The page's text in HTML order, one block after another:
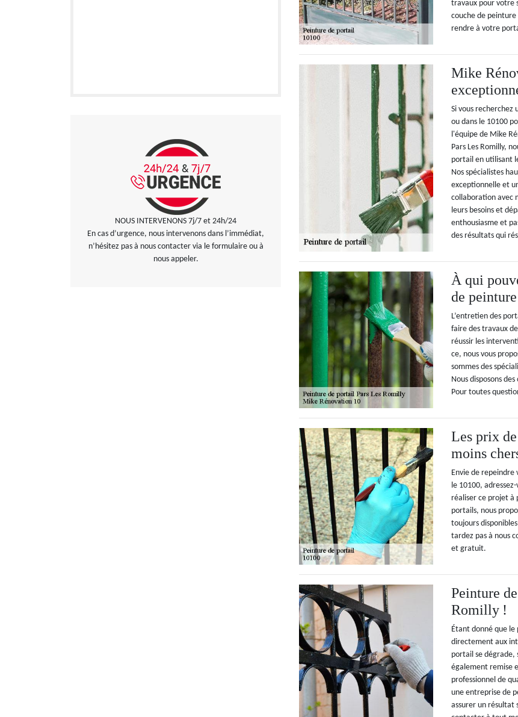
NOUS INTERVENONS 7j/7 et 24h/24
En cas d’urgence, nous intervenons dans l’immédiat,
n’hésitez pas à nous contacter via le formulaire ou à
nous appeler.
travaux pour votre
couche de
rendre à votre
Mike
Si vous recherchez
ou dans le 10100
l'équipe de Mike
Pars Les Romilly,
portail en utilisant
Nos spécialistes
exceptionnelle et
collaboration avec
leurs besoins et
enthousiasme et
des résultats qui
À qui
de
L’entretien des
faire des travaux
réussir les
ce, nous vous
sommes des
Nous disposons
Pour toutes
Les prix
moins
Envie de repeindre
le 10100,
réaliser ce projet à
portails, nous
toujours
tardez pas à nous
et gratuit.
Peinture
Romilly !
Étant donné que
directement aux
portail se dégrade,
également remise
professionnel de
une entreprise de
assurer un résultat